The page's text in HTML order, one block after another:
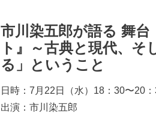
市川染五郎が語る 舞台
ト』～古典と現代、そ
る」ということ
日時：7月22日（水）18：30〜20
出演：市川染五郎